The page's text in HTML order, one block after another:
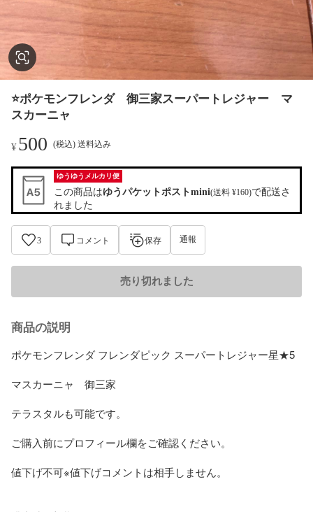
⭐️ポケモンフレンダ 御三家スーパートレジャー マ
スカーニャ
¥500 (税込) 送料込み
ゆうゆうメルカリ便
この商品はゆうパケットポストmini(送料 ¥160)で配送さ
れました
3 コメント 保存 通報
売り切れました
商品の説明
ポケモンフレンダ フレンダピック スーパートレジャー星★5
マスカーニャ　御三家
テラスタルも可能です。
ご購入前にプロフィール欄をご確認ください。
値下げ不可※値下げコメントは相手しません。